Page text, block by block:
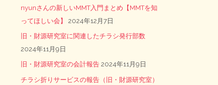
nyunさんの新しいMMT入門まとめ【MMTを知
ってほしい会】
2024年12月7日
旧・財源研究室に関連したチラシ発行部数
2024年11月9日
旧・財源研究室の会計報告 2024年11月9日
チラシ折りサービスの報告（旧・財源研究室）